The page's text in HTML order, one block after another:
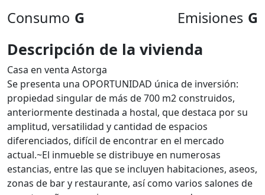
Consumo G Emisiones G
Descripción de la vivienda
Casa en venta Astorga
Se presenta una OPORTUNIDAD única de inversión:
propiedad singular de más de 700 m2 construidos,
anteriormente destinada a hostal, que destaca por su
amplitud, versatilidad y cantidad de espacios
diferenciados, difícil de encontrar en el mercado
actual.~El inmueble se distribuye en numerosas
estancias, entre las que se incluyen habitaciones, aseos,
zonas de bar y restaurante, así como varios salones de